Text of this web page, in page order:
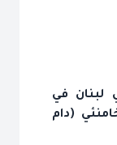
لبنان في
(دام